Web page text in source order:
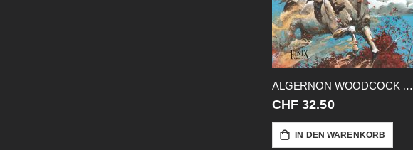
ALGERNON WOODCOCK 04 GA HC LETZTE
CHF 32.50
IN DEN WARENKORB